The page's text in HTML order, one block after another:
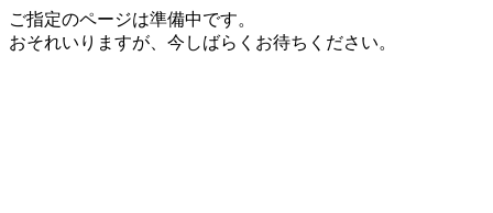
ご指定のページは準備中です。
おそれいりますが、今しばらくお待ちください。